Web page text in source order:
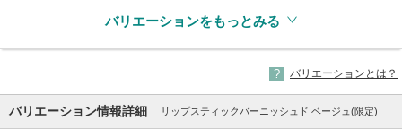
バリエーションをもっとみる
バリエーションとは？
バリエーション情報詳細 リップスティックバーニッシュド ベージュ(限定)